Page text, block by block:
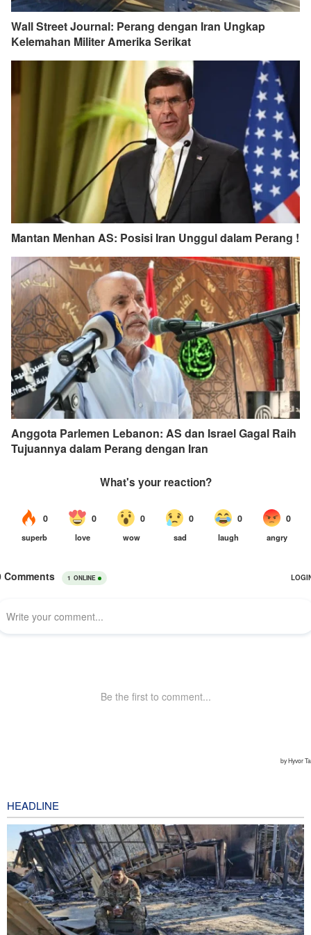
Wall Street Journal: Perang dengan Iran Ungkap
Kelemahan Militer Amerika Serikat
Mantan Menhan AS: Posisi Iran Unggul dalam Perang !
Anggota Parlemen Lebanon: AS dan Israel Gagal Raih
Tujuannya dalam Perang dengan Iran
HEADLINE